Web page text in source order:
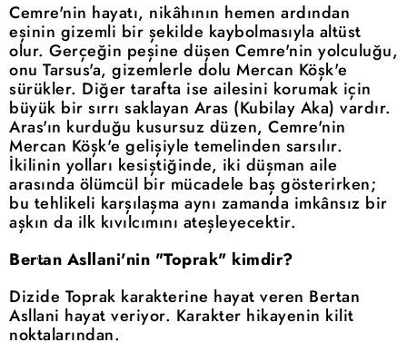
Cemre'nin hayatı, nikâhının hemen ardından
eşinin gizemli bir şekilde kaybolmasıyla altüst
olur. Gerçeğin peşine düşen Cemre'nin yolculuğu,
onu Tarsus'a, gizemlerle dolu Mercan Köşk'e
sürükler. Diğer tarafta ise ailesini korumak için
büyük bir sırrı saklayan Aras (Kubilay Aka) vardır.
Aras'ın kurduğu kusursuz düzen, Cemre'nin
Mercan Köşk'e gelişiyle temelinden sarsılır.
İkilinin yolları kesiştiğinde, iki düşman aile
arasında ölümcül bir mücadele baş gösterirken;
bu tehlikeli karşılaşma aynı zamanda imkânsız bir
aşkın da ilk kıvılcımını ateşleyecektir.
Bertan Asllani'nin "Toprak" kimdir?
Dizide Toprak karakterine hayat veren Bertan
Asllani hayat veriyor. Karakter hikayenin kilit
noktalarından.